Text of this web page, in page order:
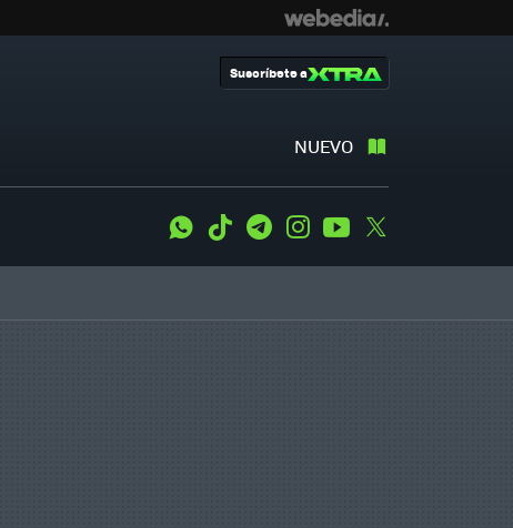
NUEVO
Suscríbete a
WhatsApp
Tiktok TelegramInstagramYoutube